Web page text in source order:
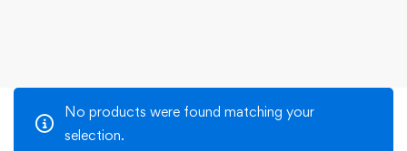
No products were found matching your
selection.